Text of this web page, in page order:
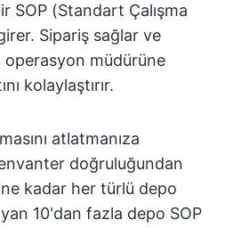
SOP (Standart Çalışma
Sipariş sağlar ve
müdürüne
kolaylaştırır.
atlatmanıza
doğruluğundan
kadar her türlü depo
10'dan fazla depo SOP